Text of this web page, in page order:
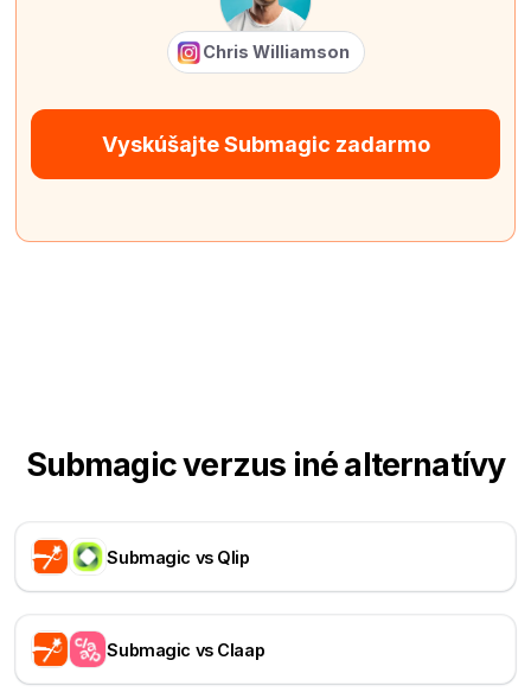
Chris Williamson
Vyskúšajte Submagic zadarmo
Submagic verzus iné alternatívy
Submagic vs Qlip
Submagic vs Claap